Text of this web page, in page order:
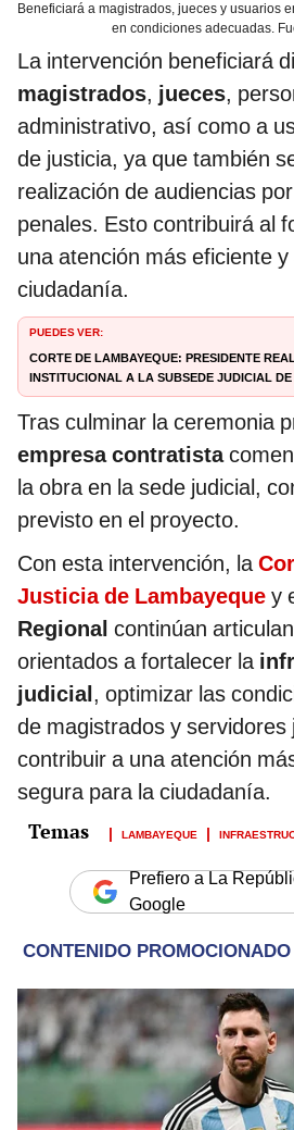
Beneficiará a magistrados, jueces y usuarios
en condiciones adecuadas.
La intervención beneficiará
magistrados, jueces,
administrativo, así como a
de justicia, ya que también
realización de audiencias
penales. Esto contribuirá al
una atención más eficiente
ciudadanía.
PUEDES VER:
Corte de Lambayeque: presidente
institucional a la Subsede Judicial de
La República
Tras culminar la ceremonia
empresa contratista
la obra en la sede judicial,
previsto en el proyecto.
Con esta intervención, la
Justicia de Lambayeque y
Regional continúan
orientados a fortalecer la
judicial, optimizar las
de magistrados y servidores
contribuir a una atención
segura para la ciudadanía.
LAMBAYEQUE
Prefiero a La
Google